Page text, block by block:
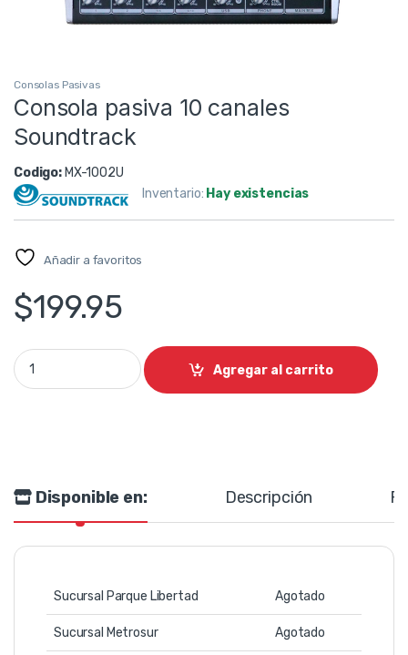
Consolas Pasivas
Consola pasiva 10 canales
Soundtrack
Codigo: MX-1002U
Inventario: Hay existencias
Añadir a favoritos
$199.95
Consola pasiva 10 canales Soundtrack quantity
Agregar al carrito
Disponible en: Descripción
Sucursal Parque Libertad Agotado
Sucursal Metrosur Agotado